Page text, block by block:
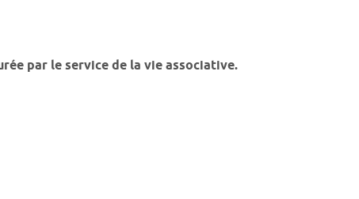
par le service de la vie associative.